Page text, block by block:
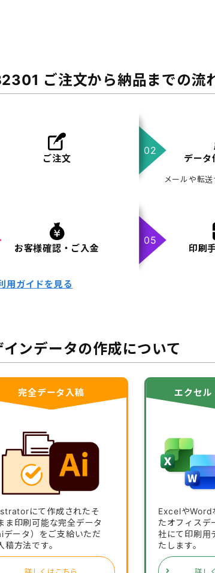
ご注文から納品までの流
ご注文 データ
メールや転
お客様確認・ご入金 印刷
用ガイドを見る
ンデータの作成について
完全データ入稿
にて作成されたそ
ま印刷可能な完全データ
データ）をご支給いただ
稿方法です。
エクセル
ExcelやWord
たオフィスデ
社にて印刷用
たします。